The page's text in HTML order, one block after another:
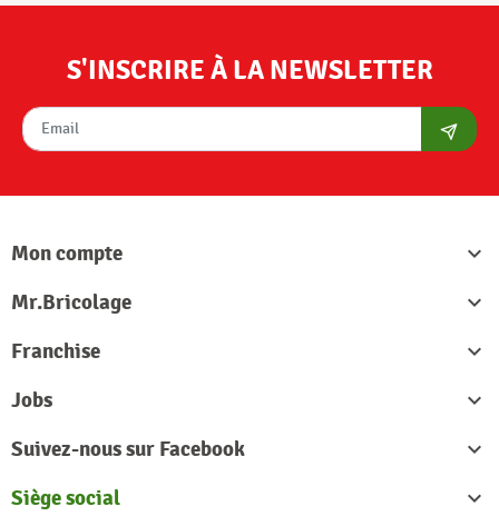
S'INSCRIRE À LA NEWSLETTER
Mon compte

Mr.Bricolage

Franchise

Jobs

Suivez-nous sur Facebook

Siège social
